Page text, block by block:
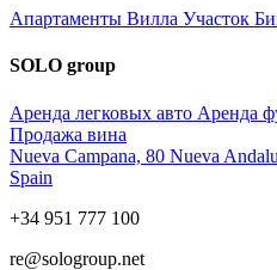
Апартаменты Вилла Участок
SOLO group
Аренда легковых авто Аренда
Продажа вина
Nueva Campana, 80 Nueva
Spain
+34 951 777 100
re@sologroup.net